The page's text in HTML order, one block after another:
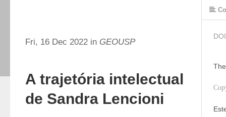
Fri, 16 Dec 2022 in GEOUSP
A trajetória intelectual
de Sandra Lencioni
DOI